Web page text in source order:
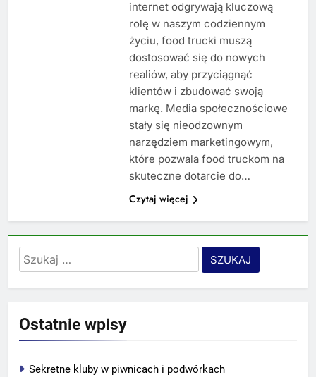
internet odgrywają kluczową
rolę w naszym codziennym
życiu, food trucki muszą
dostosować się do nowych
realiów, aby przyciągnąć
klientów i zbudować swoją
markę. Media społecznościowe
stały się nieodzownym
narzędziem marketingowym,
które pozwala food truckom na
skuteczne dotarcie do…
Czytaj więcej
Szukaj:
Ostatnie wpisy
Sekretne kluby w piwnicach i podwórkach